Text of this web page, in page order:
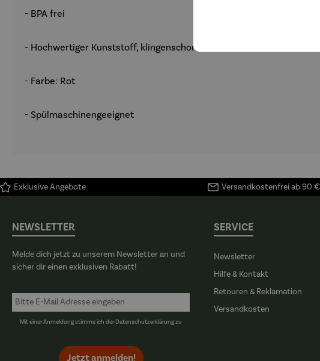
- BPA frei
- Hochwertiger Kunststoff, klingenschonende Schneidfläche
- Farbe: Rot
- Spülmaschinengeeignet
Exklusive Angebote Versandkostenfrei ab 90 €
NEWSLETTER
Melde dich jetzt zu unserem Newsletter an und
sicher dir einen exklusiven Rabatt!
Mit einer Anmeldung stimme ich derDatenschutzerklärungzu
Jetzt anmelden!
SERVICE
Newsletter
Hilfe & Kontakt
Retouren & Reklamation
Versandkosten